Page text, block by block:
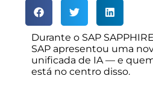
Durante o SAP
SAP apresentou uma
unificada de IA — e
está no centro disso.